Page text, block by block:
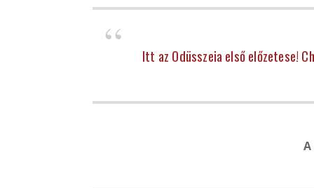
Itt az Odüsszeia első előzetese!